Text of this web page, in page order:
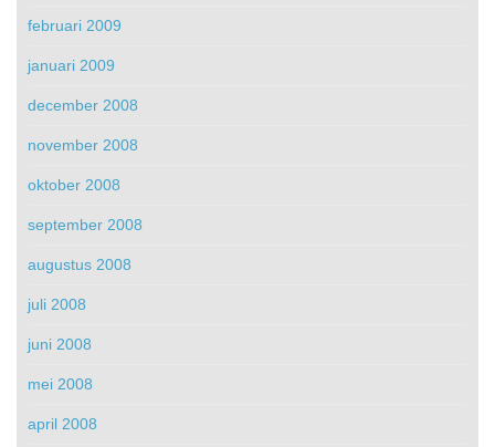
februari 2009
januari 2009
december 2008
november 2008
oktober 2008
september 2008
augustus 2008
juli 2008
juni 2008
mei 2008
april 2008